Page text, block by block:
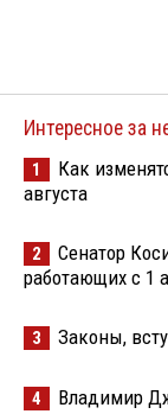
Интересное за
1
Как
августа
2
Сенатор
работающих с 1
3 Законы,
4 Владимир